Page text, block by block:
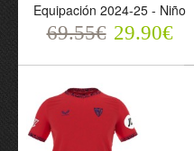
Equipación 2024-25 - Niño
69.55€ 29.90€